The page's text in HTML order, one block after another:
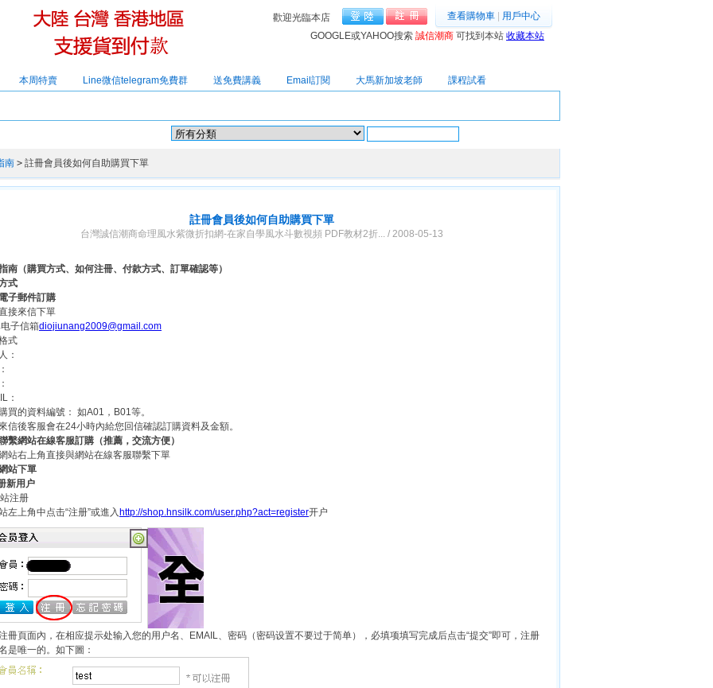
歡迎光臨本店 查看購物車
用戶中心
GOOGLE或YAHOO搜索 誠信潮商 可找到本站 收藏本站
本周特賣 Line微信telegram免費群 送免費講義 Email訂閱 大馬新加坡老師 課程試看
南 > 註冊會員後如何自助購買下單
註冊會員後如何自助購買下單
台灣誠信潮商命理風水紫微折扣網-在家自學風水斗數視頻 PDF教材2折... / 2008-05-13
南（購買方式、如何注冊、付款方式、訂單確認等）
式
子郵件訂購
接來信下單
子信箱diojiunang2009@gmail.com
式
：
：
買的資料編號： 如A01，B01等。
信後客服會在24小時內給您回信確認訂購資料及金額。
繫網站在線客服訂購（推薦，交流方便）
站右上角直接與網站在線客服聯繫下單
站下單
新用户
注册
左上角中点击“注册”或進入 http://shop.hnsilk.com/user.php?act=register开户
冊頁面內，在相应提示处输入您的用户名、EMAIL、密码（密码设置不要过于简单），必填项填写完成后点击“提交”即可，注册
是唯一的。如下圖：